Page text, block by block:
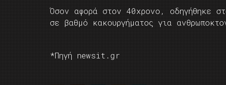
Όσον αφορά στον 40χρονο, οδηγήθηκε
σε βαθμό κακουργήματος για
*Πηγή newsit.gr